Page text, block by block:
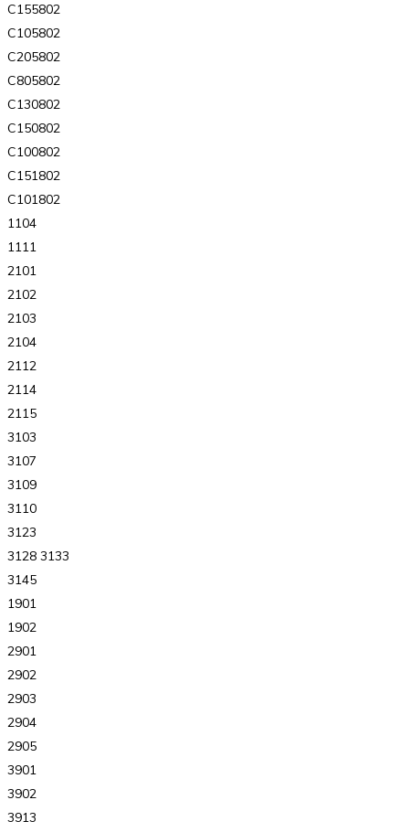
C155802
C105802
C205802
C805802
C130802
C150802
C100802
C151802
C101802
1104
1111
2101
2102
2103
2104
2112
2114
2115
3103
3107
3109
3110
3123
3128 3133
3145
1901
1902
2901
2902
2903
2904
2905
3901
3902
3913